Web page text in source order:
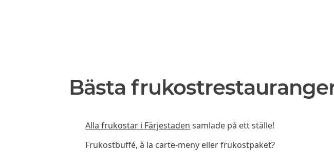
Bästa
Alla frukostar i Färjestaden samlade på ett ställe!
Frukostbuffé, à la carte-meny eller frukostpaket?